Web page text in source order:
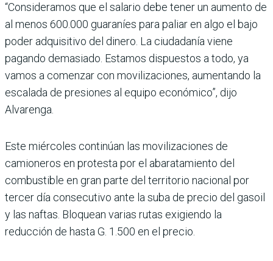
“Consideramos que el salario debe tener un aumento de
al menos 600.000 guaraníes para paliar en algo el bajo
poder adquisitivo del dinero. La ciudadanía viene
pagando demasiado. Estamos dispuestos a todo, ya
vamos a comenzar con movilizaciones, aumentando la
escalada de presiones al equipo económico”, dijo
Alvarenga.
Este miércoles continúan las movilizaciones de
camioneros en protesta por el abaratamiento del
combustible en gran parte del territorio nacional por
tercer día consecutivo ante la suba de precio del gasoil
y las naftas. Bloquean varias rutas exigiendo la
reducción de hasta G. 1.500 en el precio.